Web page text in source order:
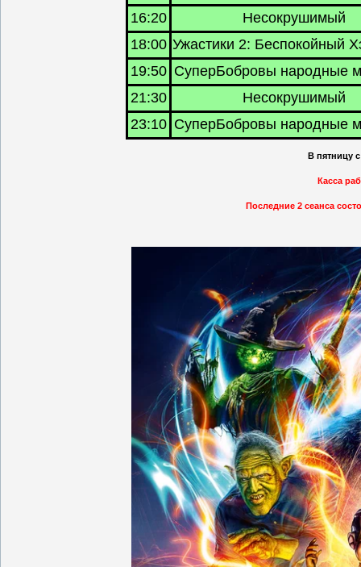
16:20
Несокрушимый
18:00 Ужастики 2: Беспокойный
19:50 СуперБобровы народные
21:30
Несокрушимый
23:10 СуперБобровы народные
В пятницу
Касса
Последние 2 сеанса